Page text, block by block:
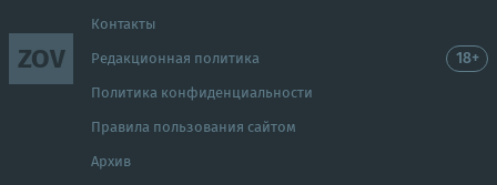
ZOV
Контакты
Редакционная политика
Политика конфиденциальности
Правила пользования сайтом
Архив
18+